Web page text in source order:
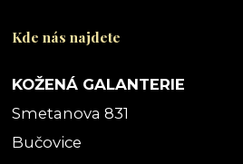
Kde nás najdete
KOŽENÁ GALANTERIE
Smetanova 831
Bučovice